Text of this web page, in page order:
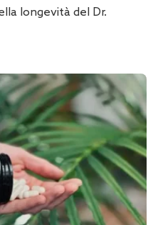
longevità del Dr.